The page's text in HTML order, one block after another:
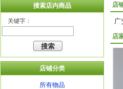
搜索店内商品
关键字：
店铺分类
所有物品
店
店